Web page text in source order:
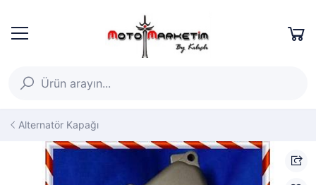
Alternatör Kapağı